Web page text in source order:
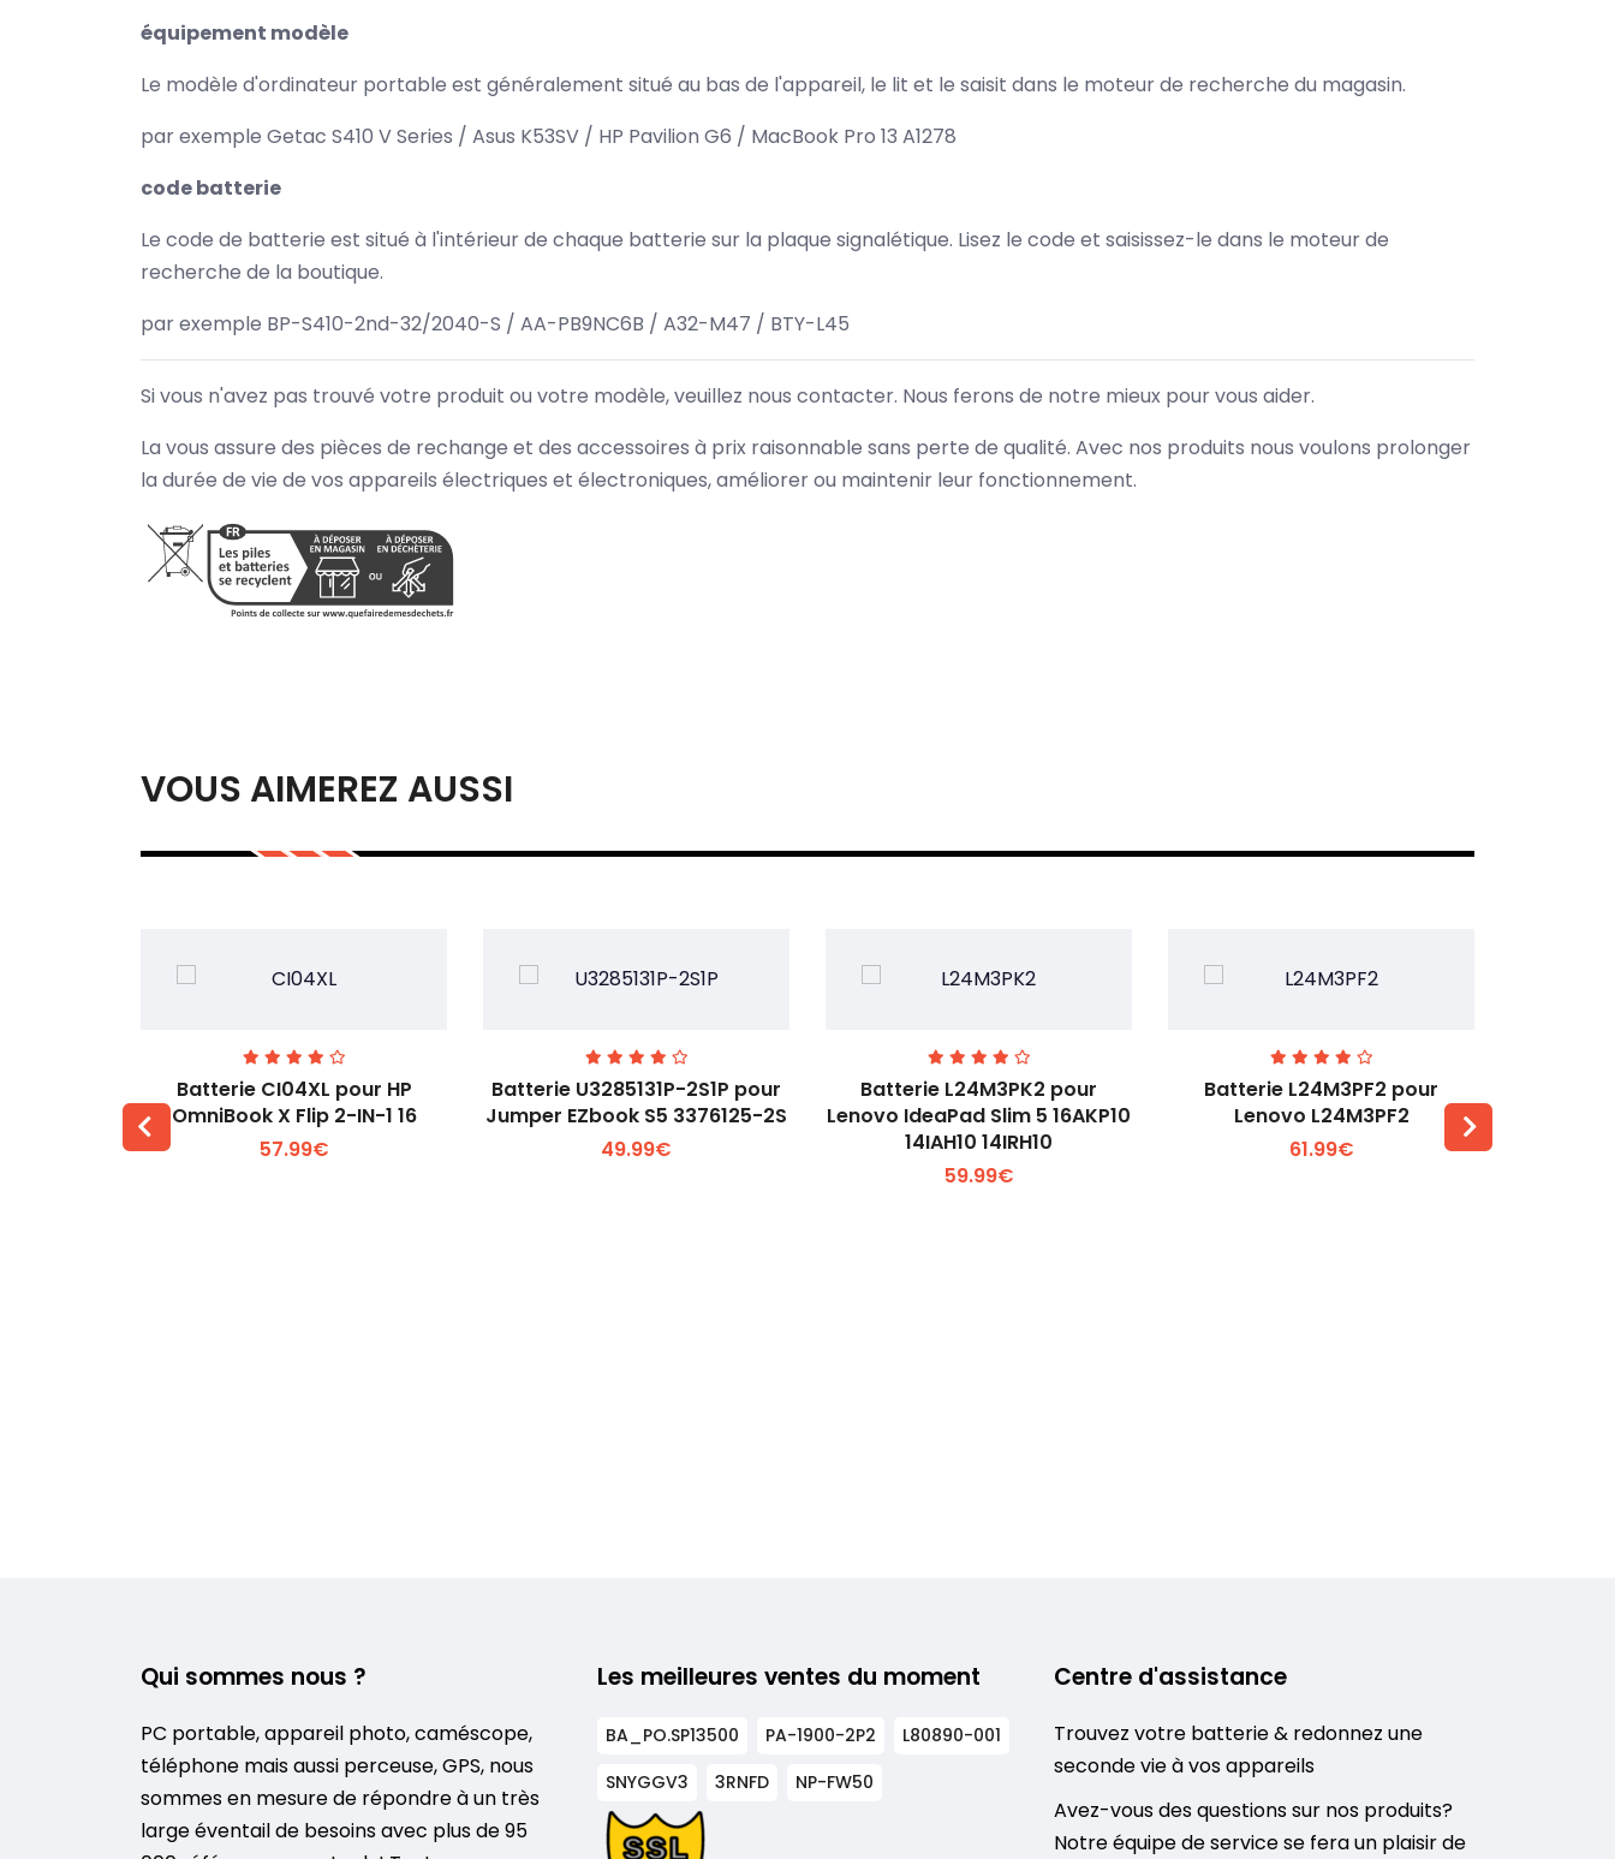
équipement modèle
Le modèle d'ordinateur portable est généralement situé au bas de l'appareil, le lit et le saisit dans le moteur de recherche du magasin.
par exemple Getac S410 V Series / Asus K53SV / HP Pavilion G6 / MacBook Pro 13 A1278
code batterie
Le code de batterie est situé à l'intérieur de chaque batterie sur la plaque signalétique. Lisez le code et saisissez-le dans le moteur de
recherche de la boutique.
par exemple BP-S410-2nd-32/2040-S / AA-PB9NC6B / A32-M47 / BTY-L45
Si vous n'avez pas trouvé votre produit ou votre modèle, veuillez nous contacter. Nous ferons de notre mieux pour vous aider.
La vous assure des pièces de rechange et des accessoires à prix raisonnable sans perte de qualité. Avec nos produits nous voulons prolonger
la durée de vie de vos appareils électriques et électroniques, améliorer ou maintenir leur fonctionnement.
VOUS AIMEREZ AUSSI
Voir plus +
Batterie CI04XL pour HP
OmniBook X Flip 2-IN-1 16
57.99€
Voir plus +
Batterie U3285131P-2S1P pour
Jumper EZbook S5 3376125-2S
49.99€
Voir plus +
Batterie L24M3PK2 pour
Lenovo IdeaPad Slim 5 16AKP10
14IAH10 14IRH10
59.99€
Voir plus +
Batterie L24M3PF2 pour
Lenovo L24M3PF2
61.99€
Qui sommes nous ?
PC portable, appareil photo, caméscope,
téléphone mais aussi perceuse, GPS, nous
sommes en mesure de répondre à un très
large éventail de besoins avec plus de 95
Les meilleures ventes du moment
BA_PO.SP13500 PA-1900-2P2
L80890-001
SNYGGV3
3RNFD NP-FW50
Centre d'assistance
Trouvez votre batterie & redonnez une
seconde vie à vos appareils
Avez-vous des questions sur nos produits?
Notre équipe de service se fera un plaisir de